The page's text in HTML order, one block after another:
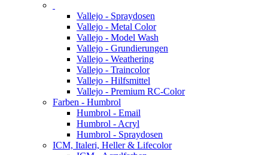
Vallejo - Spraydosen
Vallejo - Metal Color
Vallejo - Model Wash
Vallejo - Grundierungen
Vallejo - Weathering
Vallejo - Traincolor
Vallejo - Hilfsmittel
Vallejo - Premium RC-Color
Farben - Humbrol
Humbrol - Email
Humbrol - Acryl
Humbrol - Spraydosen
ICM, Italeri, Heller & Lifecolor